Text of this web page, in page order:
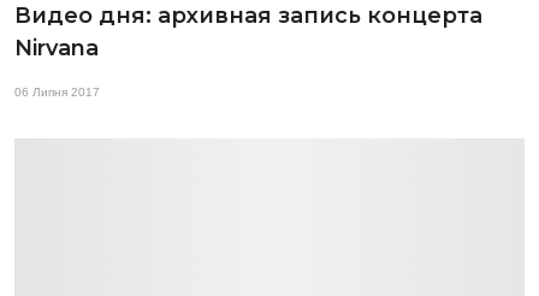
Видео дня: архивная запись концерта
Nirvana
06 Липня 2017